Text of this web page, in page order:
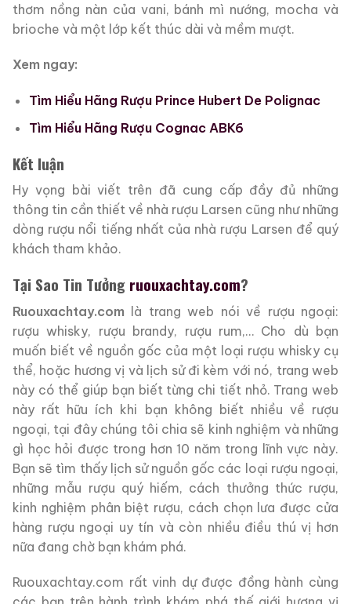
thơm nồng nàn của vani, bánh mì nướng, mocha và
brioche và một lớp kết thúc dài và mềm mượt.
Xem ngay:
Tìm Hiểu Hãng Rượu Prince Hubert De Polignac
Tìm Hiểu Hãng Rượu Cognac ABK6
Kết luận
Hy vọng bài viết trên đã cung cấp đầy đủ những
thông tin cần thiết về nhà rượu Larsen cũng như những
dòng rượu nổi tiếng nhất của nhà rượu Larsen để quý
khách tham khảo.
Tại Sao Tin Tưởng ruouxachtay.com?
Ruouxachtay.com là trang web nói về rượu ngoại:
rượu whisky, rượu brandy, rượu rum,… Cho dù bạn
muốn biết về nguồn gốc của một loại rượu whisky cụ
thể, hoặc hương vị và lịch sử đi kèm với nó, trang web
này có thể giúp bạn biết từng chi tiết nhỏ. Trang web
này rất hữu ích khi bạn không biết nhiều về rượu
ngoại, tại đây chúng tôi chia sẽ kinh nghiệm và những
gì học hỏi được trong hơn 10 năm trong lĩnh vực này.
Bạn sẽ tìm thấy lịch sử nguồn gốc các loại rượu ngoại,
những mẫu rượu quý hiếm, cách thưởng thức rượu,
kinh nghiệm phân biệt rượu, cách chọn lưa được cửa
hàng rượu ngoại uy tín và còn nhiều điều thú vị hơn
nữa đang chờ bạn khám phá.
Ruouxachtay.com rất vinh dự được đồng hành cùng